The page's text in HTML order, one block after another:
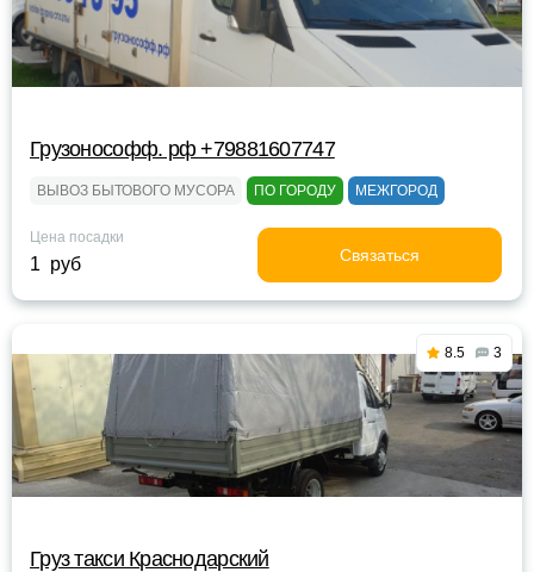
Грузонософф. рф +79881607747
ВЫВОЗ БЫТОВОГО МУСОРА ПО ГОРОДУ МЕЖГОРОД
Цена посадки
1 руб Связаться
8.5 3
Груз такси Краснодарский